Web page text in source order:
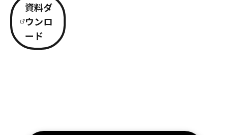
資料ダ
ウンロ
ード